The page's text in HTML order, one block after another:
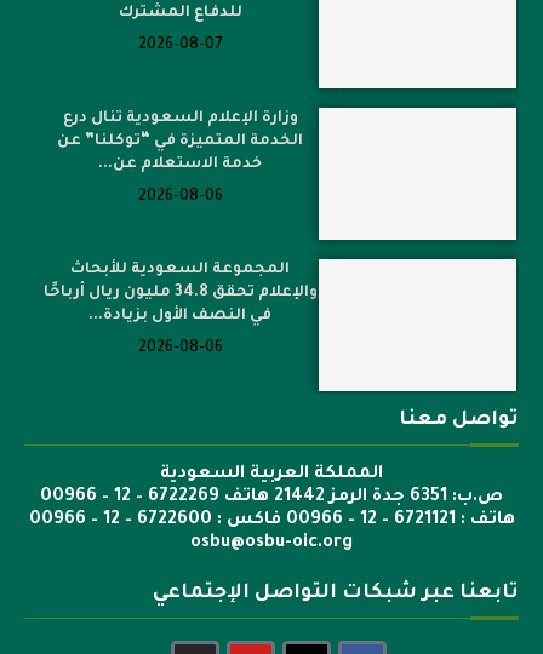
للدفاع المشترك
2026-08-07
وزارة الإعلام السعودية تنال درع
الخدمة المتميزة في “توكلنا” عن
خدمة الاستعلام عن...
2026-08-06
المجموعة السعودية للأبحاث
والإعلام تحقق 34.8 مليون ريال أرباحًا
في النصف الأول بزيادة...
2026-08-06
تواصل معنا
المملكة العربية السعودية
ص.ب: 6351 جدة الرمز 21442 هاتف 6722269 – 12 – 00966
هاتف : 6721121 – 12 – 00966 فاكس : 6722600 – 12 – 00966
osbu@osbu-oic.org
تابعنا عبر شبكات التواصل الإجتماعي